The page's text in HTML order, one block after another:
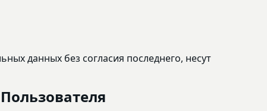
данных без согласия последнего, несут